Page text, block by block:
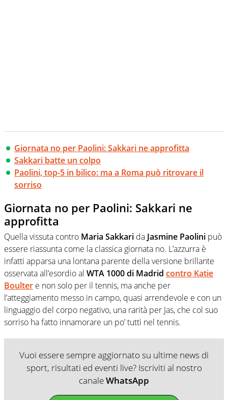
Giornata no per Paolini: Sakkari ne approfitta
Sakkari batte un colpo
Paolini, top-5 in bilico: ma a Roma può ritrovare il
sorriso
Giornata no per Paolini: Sakkari ne
approfitta
Quella vissuta contro Maria Sakkari da Jasmine Paolini può
essere riassunta come la classica giornata no. L’azzurra è
infatti apparsa una lontana parente della versione brillante
osservata all’esordio al WTA 1000 di Madrid contro Katie
Boulter e non solo per il tennis, ma anche per
l’atteggiamento messo in campo, quasi arrendevole e con un
linguaggio del corpo negativo, una rarità per Jas, che col suo
sorriso ha fatto innamorare un po’ tutti nel tennis.
Vuoi essere sempre aggiornato su ultime news di
sport, risultati ed eventi live? Iscriviti al nostro
canaleWhatsApp